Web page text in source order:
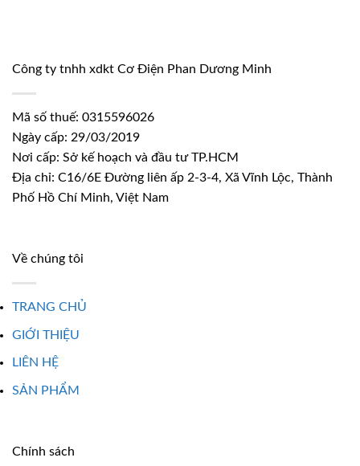
Công ty tnhh xdkt Cơ Điện Phan Dương Minh
Mã số thuế: 0315596026
Ngày cấp: 29/03/2019
Nơi cấp: Sở kế hoạch và đầu tư TP.HCM
Địa chỉ: C16/6E Đường liên ấp 2-3-4, Xã Vĩnh Lộc, Thành
Phố Hồ Chí Minh, Việt Nam
Về chúng tôi
TRANG CHỦ
GIỚI THIỆU
LIÊN HỆ
SẢN PHẨM
Chính sách